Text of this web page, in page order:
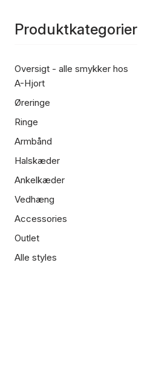
Produktkategorier
Oversigt - alle smykker hos
A-Hjort
Øreringe
Ringe
Armbånd
Halskæder
Ankelkæder
Vedhæng
Accessories
Outlet
Alle styles